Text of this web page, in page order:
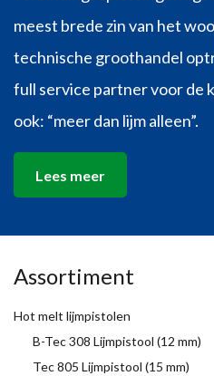
meest brede zin van het
technische groothandel
full service partner voor de
ook: “meer dan lijm alleen”.
Lees meer
Assortiment
Hot melt lijmpistolen
B-Tec 308 Lijmpistool (12 mm)
Tec 805 Lijmpistool (15 mm)